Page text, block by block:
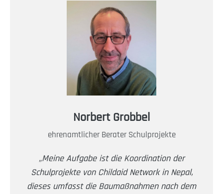
Norbert Grobbel
ehrenamtlicher Berater Schulprojekte
„Meine Aufgabe ist die Koordination der
Schulprojekte von Childaid Network in Nepal,
dieses umfasst die Baumaßnahmen nach dem